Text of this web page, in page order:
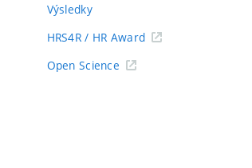
Výsledky
HRS4R / HR Award
Open Science